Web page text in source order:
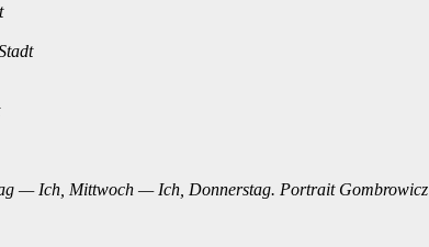
— Ich, Mittwoch — Ich, Donnerstag. Portrait Gombrowicz